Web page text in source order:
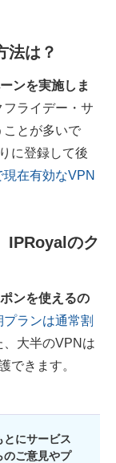
法は？
ンを実施しま
ライデー・サ
ことが多いで
に登録して後
在有効なVPN
IPRoyalのク
ンを使えるの
プランは通常割
、大半のVPNは
できます。
とにサービス
のご意見やプ